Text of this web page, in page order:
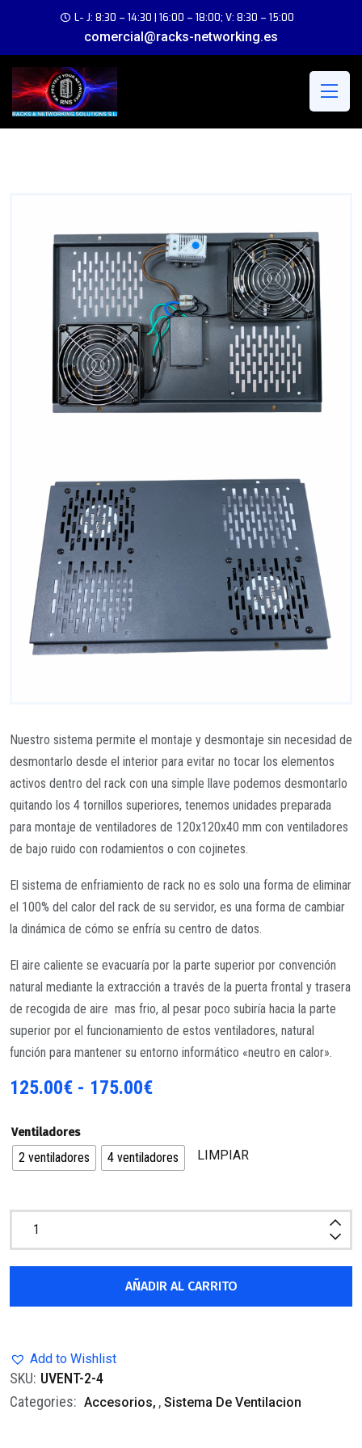
L- J: 8:30 – 14:30 | 16:00 – 18:00; V: 8:30 – 15:00
comercial@racks-networking.es
Nuestro sistema permite el montaje y desmontaje sin necesidad de
desmontarlo desde el interior para evitar no tocar los elementos
activos dentro del rack con una simple llave podemos desmontarlo
quitando los 4 tornillos superiores, tenemos unidades preparada
para montaje de ventiladores de 120x120x40 mm con ventiladores
de bajo ruido con rodamientos o con cojinetes.
El sistema de enfriamiento de rack no es solo una forma de eliminar
el 100% del calor del rack de su servidor, es una forma de cambiar
la dinámica de cómo se enfría su centro de datos.
El aire caliente se evacuaría por la parte superior por convención
natural mediante la extracción a través de la puerta frontal y trasera
de recogida de aire mas frio, al pesar poco subiría hacia la parte
superior por el funcionamiento de estos ventiladores, natural
función para mantener su entorno informático «neutro en calor».
125.00€ - 175.00€
Ventiladores
2 ventiladores 4 ventiladores LIMPIAR
AÑADIR AL CARRITO
Add to Wishlist
SKU: UVENT-2-4
Categories: Accesorios , Sistema De Ventilacion